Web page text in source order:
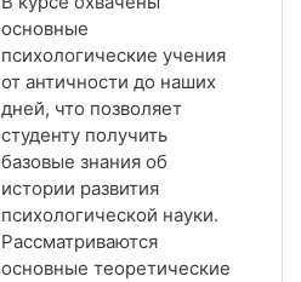
основные
психологические учения
от античности до наших
дней, что позволяет
студенту получить
базовые знания об
истории развития
психологической науки.
Рассматриваются
основные теоретические